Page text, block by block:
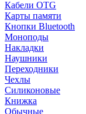
Кабели OTG
Карты памяти
Кнопки Bluetooth
Моноподы
Накладки
Наушники
Переходники
Чехлы
Силиконовые
Книжка
Обычные